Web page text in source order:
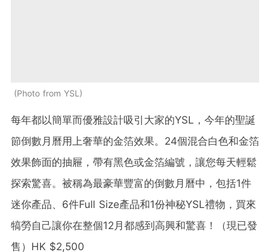
Photo from YSL
每年都以簡單而優雅設計吸引大家的YSL，今年的聖誕
節倒數月曆用上奢華的金箔效果。24個混合白色和金箔
效果飾面的抽屜，帶有黑色或金箔編號，讓您每天輕鬆
探索驚喜。被稱為最豪華豐富的倒數月曆中，包括1件
迷你產品、6件Full Size產品和1份神秘YSL禮物，買來
犒勞自己讓你在整個12月都感到高興和驚喜！（現已發
售）HK $2,500